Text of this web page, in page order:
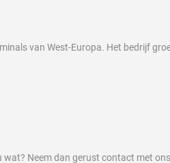
van West-Europa. Het bedrijf
Neem dan gerust contact met